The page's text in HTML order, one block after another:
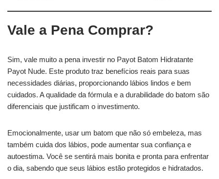
Vale a Pena Comprar?
Sim, vale muito a pena investir no Payot Batom Hidratante
Payot Nude. Este produto traz benefícios reais para suas
necessidades diárias, proporcionando lábios lindos e bem
cuidados. A qualidade da fórmula e a durabilidade do batom são
diferenciais que justificam o investimento.
Emocionalmente, usar um batom que não só embeleza, mas
também cuida dos lábios, pode aumentar sua confiança e
autoestima. Você se sentirá mais bonita e pronta para enfrentar
o dia, sabendo que seus lábios estão protegidos e hidratados.